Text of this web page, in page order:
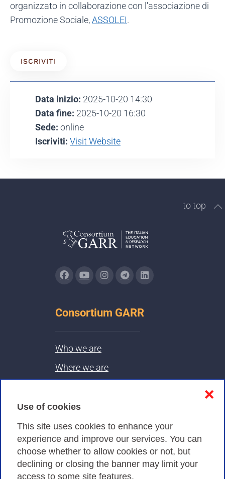
Use of cookies
This site uses cookies to enhance your
experience and improve our services. You can
choose whether to allow cookies or not, but
declining or closing the banner may limit your
access to some site features.
❌
organizzato in collaborazione con l'associazione di
Promozione Sociale,ASSOLEI.
ISCRIVITI
Data inizio: 2025-10-20 14:30
Data fine: 2025-10-20 16:30
Sede: online
Iscriviti: Visit Website
to top
Consortium GARR
Who we are
Where we are
Privacy
Privacy Policy
Cookies Policy